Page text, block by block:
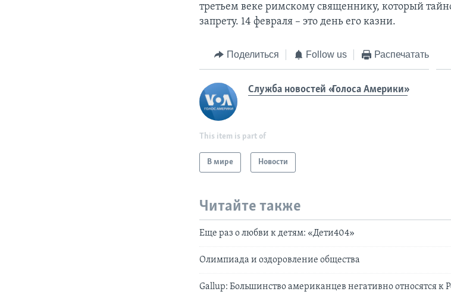
третьем веке римскому священнику, который
запрету. 14 февраля – это день его казни.
Поделиться Follow us Распечатать
Служба новостей «Голоса Америки»
This item is part of
В мире Новости
Читайте также
Еще раз о любви к детям: «Дети404»
Олимпиада и оздоровление общества
Gallup: Большинство американцев негативно относятся к